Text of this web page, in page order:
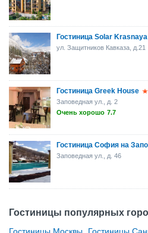
Гостиница Solar
ул. Защитников Кавказа, д.21
Гостиница Greek House
Заповедная ул., д. 2
Очень хорошо 7.7
Гостиница София на
Заповедная ул., д. 46
Гостиницы популярных